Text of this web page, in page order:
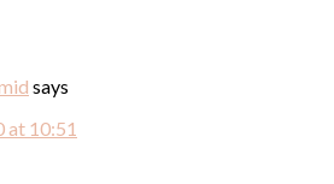
says
at 10:51